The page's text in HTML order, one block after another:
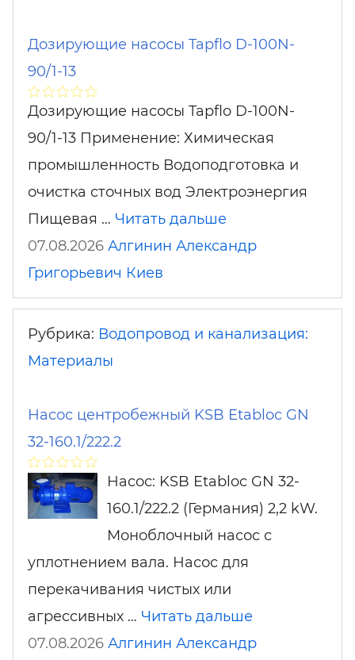
Дозирующие насосы Tapflo D-100N-
90/1-13
Дозирующие насосы Tapflo D-100N-
90/1-13 Применение: Химическая
промышленность Водоподготовка и
очистка сточных вод Электроэнергия
Пищевая … Читать дальше
07.08.2026 Алгинин Александр
Григорьевич Киев
Рубрика: Водопровод и канализация:
Материалы
Насос центробежный KSB Etabloc GN
32-160.1/222.2
Насос: KSB Etabloc GN 32-
160.1/222.2 (Германия) 2,2 kW.
Моноблочный насос с
уплотнением вала. Насос для
перекачивания чистых или
агрессивных … Читать дальше
07.08.2026 Алгинин Александр